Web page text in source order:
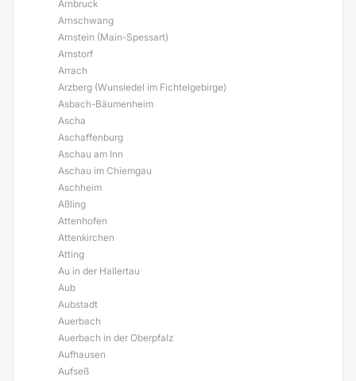
Arnbruck
Arnschwang
Arnstein (Main-Spessart)
Arnstorf
Arrach
Arzberg (Wunsiedel im Fichtelgebirge)
Asbach-Bäumenheim
Ascha
Aschaffenburg
Aschau am Inn
Aschau im Chiemgau
Aschheim
Aßling
Attenhofen
Attenkirchen
Atting
Au in der Hallertau
Aub
Aubstadt
Auerbach
Auerbach in der Oberpfalz
Aufhausen
Aufseß